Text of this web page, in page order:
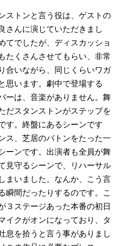
ストンと言う役は、ゲストの
さんに演じていただきまし
てでしたが、ディスカッショ
たくさんさせてもらい、非常
合いながら、同じくらいワガ
思います。劇中で登場する
ーは、音楽がありません。舞
だスタンストンがステップを
す。終盤にあるシーンです
ス、芝居のバトンをたった一
ーンです。出演者も全員が舞
見守るシーンで、リハーサル
まいました。なんか、こう言
瞬間だったりするのです。こ
３ステージあった本番の初日
イクがオンになっており、タ
息を拾うと言う事がありまし